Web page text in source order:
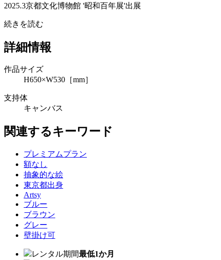
2025.3京都文化博物館 '昭和百年展'出展
続きを読む
詳細情報
作品サイズ
H650×W530［mm］
支持体
キャンバス
関連するキーワード
プレミアムプラン
額なし
抽象的な絵
東京都出身
Artsy
ブルー
ブラウン
グレー
壁掛け可
レンタル期間最低1か月